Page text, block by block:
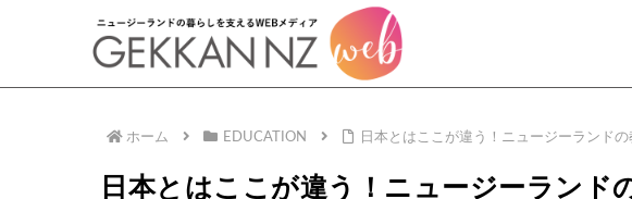
ホーム EDUCATION 日本とはここが違う！ニュージーランド
日本とはここが違う！ニュージーラン